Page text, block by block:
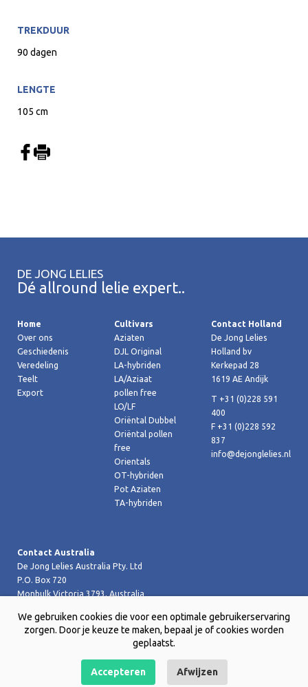
TREKDUUR
90 dagen
LENGTE
105 cm
DE JONG LELIES
Dé allround lelie expert..
Home
Over ons
Geschiedenis
Veredeling
Teelt
Export
Cultivars
Aziaten
DJL Original
LA-hybriden
LA/Aziaat
pollen free
LO/LF
Oriëntal Dubbel
Oriëntal pollen
free
Orientals
OT-hybriden
Pot Aziaten
TA-hybriden
Contact Holland
De Jong Lelies
Holland bv
Kerkepad 28
1619 AE Andijk
T +31 (0)228 591
400
F +31 (0)228 592
837
info@dejonglelies.nl
Contact Australia
De Jong Lelies Australia Pty. Ltd
P.O. Box 720
Monbulk Victoria 3793, Australia
T +61 (0)359 619 188
F +61 (0)359 619 199 joost@dejongleliesaustralia.com.au
Copyright © 2026 De Jong Lelies Holland bv |Website door Creative
We gebruiken cookies die voor een optimale gebruikerservaring
zorgen. Door je keuze te maken, bepaal je of cookies worden
geplaatst.
Accepteren Afwijzen